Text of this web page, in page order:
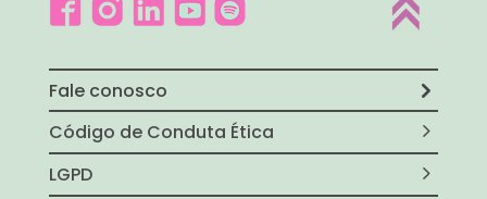
Fale conosco
Código de Conduta Ética
LGPD